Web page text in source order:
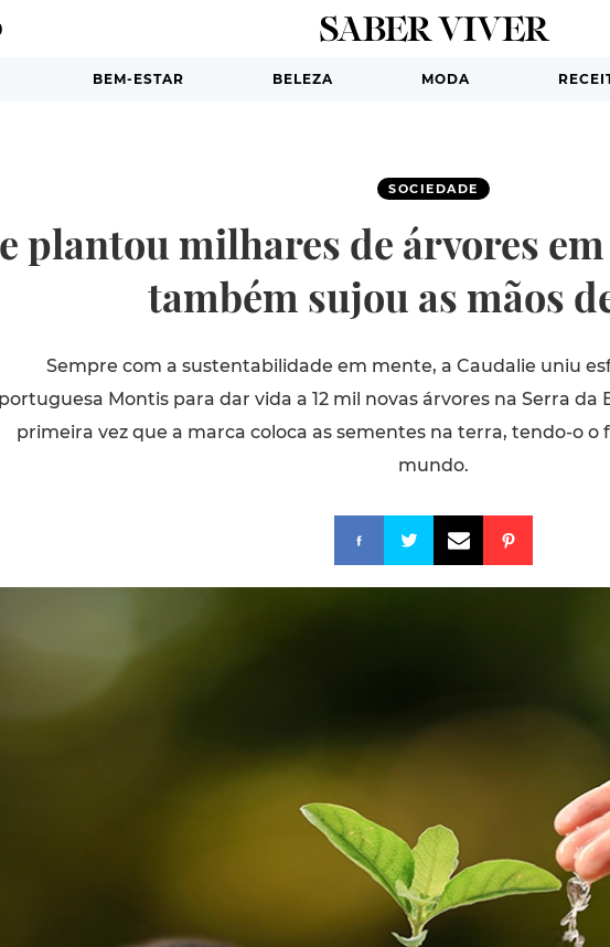
BEM-ESTAR BELEZA MODA
SOCIEDADE
plantou milhares de árvores
também sujou as mãos
Sempre com a sustentabilidade em mente, a Caudalie uniu
portuguesa Montis para dar vida a 12 mil novas árvores na Serra da
primeira vez que a marca coloca as sementes na terra, tendo-o o
mundo.